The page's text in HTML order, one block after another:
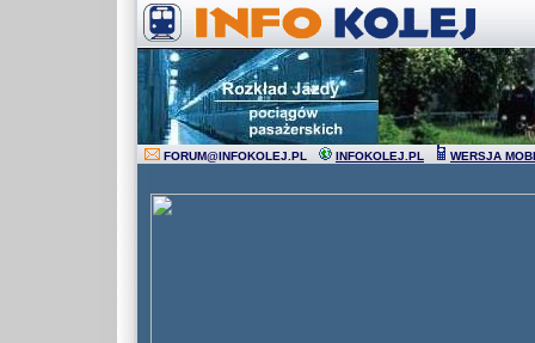
FORUM@INFOKOLEJ.PL INFOKOLEJ.PL WERSJA